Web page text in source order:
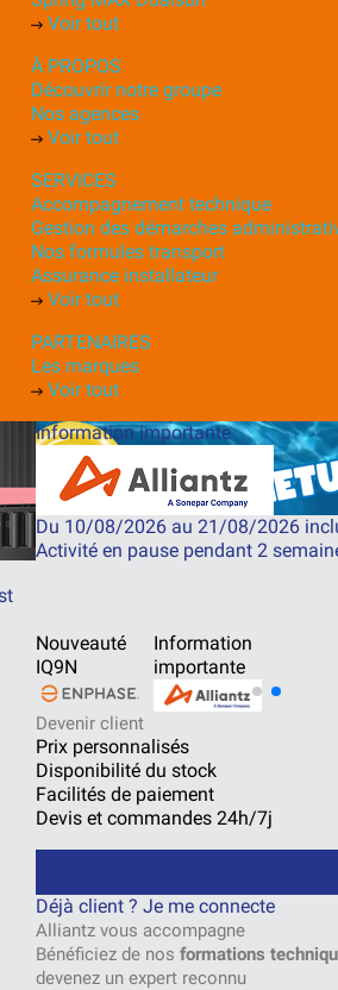
Voir tout
À PROPOS
Découvrir notre groupe
Nos agences
Voir tout
SERVICES
Accompagnement technique
Gestion des démarches
Nos formules transport
Assurance installateur
Voir tout
PARTENAIRES
Les marques
Voir tout
Information importante
Du 10/08/2026 au 21/08/2026
Activité en pause pendant 2
Nouveauté
IQ9N
Information
importante
Devenir client
Prix personnalisés
Disponibilité du stock
Facilités de paiement
Devis et commandes 24h/7j
Déjà client ? Je me connecte
Alliantz vous accompagne
Bénéficiez de nos formations
devenez un expert reconnu